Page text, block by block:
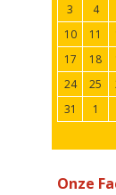
3
4
10
11
17
18
24
25
31
1
Onze